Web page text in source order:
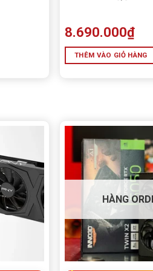
hoàn hảo cho
8.690.000₫
THÊM VÀO GIỎ HÀNG
HÀNG